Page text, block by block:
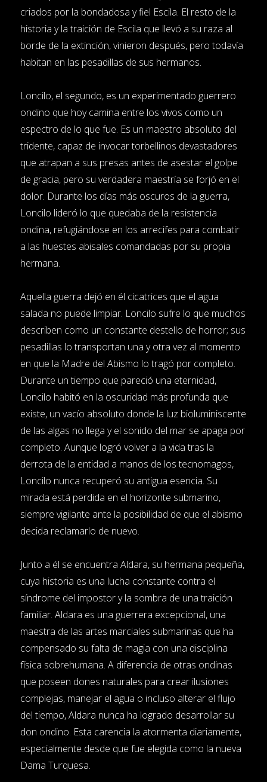
criados por la bondadosa y fiel Escila. El resto de la
historia y la traición de Escila que llevó a su raza al
borde de la extinción, vinieron después, pero todavía
habitan en las pesadillas de sus hermanos.
Loncilo, el segundo, es un experimentado guerrero
ondino que hoy camina entre los vivos como un
espectro de lo que fue. Es un maestro absoluto del
tridente, capaz de invocar torbellinos devastadores
que atrapan a sus presas antes de asestar el golpe
de gracia, pero su verdadera maestría se forjó en el
dolor. Durante los días más oscuros de la guerra,
Loncilo lideró lo que quedaba de la resistencia
ondina, refugiándose en los arrecifes para combatir
a las huestes abisales comandadas por su propia
hermana.
Aquella guerra dejó en él cicatrices que el agua
salada no puede limpiar. Loncilo sufre lo que muchos
describen como un constante destello de horror; sus
pesadillas lo transportan una y otra vez al momento
en que la Madre del Abismo lo tragó por completo.
Durante un tiempo que pareció una eternidad,
Loncilo habitó en la oscuridad más profunda que
existe, un vacío absoluto donde la luz bioluminiscente
de las algas no llega y el sonido del mar se apaga por
completo. Aunque logró volver a la vida tras la
derrota de la entidad a manos de los tecnomagos,
Loncilo nunca recuperó su antigua esencia. Su
mirada está perdida en el horizonte submarino,
siempre vigilante ante la posibilidad de que el abismo
decida reclamarlo de nuevo.
Junto a él se encuentra Aldara, su hermana pequeña,
cuya historia es una lucha constante contra el
síndrome del impostor y la sombra de una traición
familiar. Aldara es una guerrera excepcional, una
maestra de las artes marciales submarinas que ha
compensado su falta de magia con una disciplina
física sobrehumana. A diferencia de otras ondinas
que poseen dones naturales para crear ilusiones
complejas, manejar el agua o incluso alterar el flujo
del tiempo, Aldara nunca ha logrado desarrollar su
don ondino. Esta carencia la atormenta diariamente,
especialmente desde que fue elegida como la nueva
Dama Turquesa.